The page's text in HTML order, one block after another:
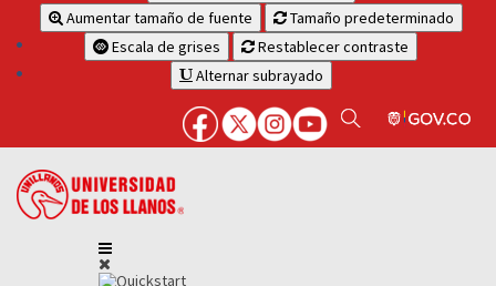
Aumentar tamaño de fuente
Tamaño predeterminado
Escala de grises
Restablecer contraste
Alternar subrayado